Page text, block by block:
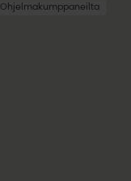
Ohjelmakumppaneilta